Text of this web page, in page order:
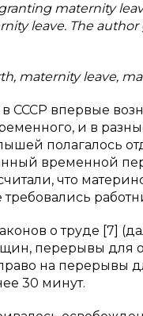
maternity
leave. The
maternity leave,
СССР впервые
и в
полагалось
временной
что
требовались
о труде [7]
перерывы для
на перерывы
30 минут.